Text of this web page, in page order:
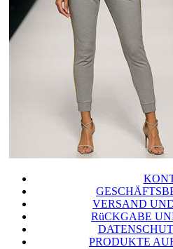
VERSAND
RüCKGABE
PRODUKTE